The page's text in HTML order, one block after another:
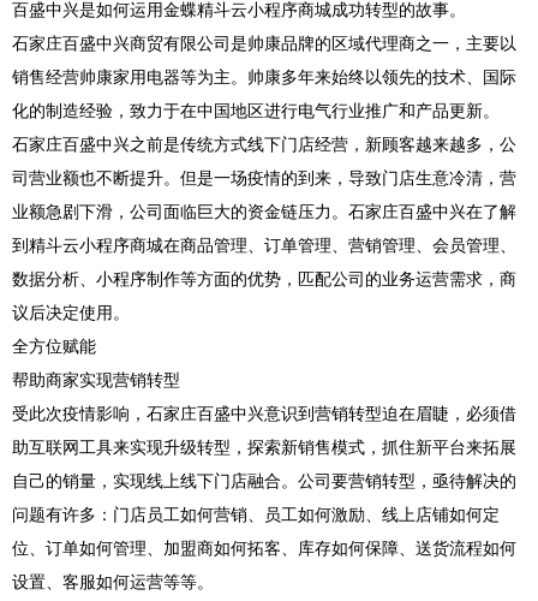
百盛中兴是如何运用金蝶精斗云小程序商城成功转型的故事。
石家庄百盛中兴商贸有限公司是帅康品牌的区域代理商之一，主要以
销售经营帅康家用电器等为主。帅康多年来始终以领先的技术、国际
化的制造经验，致力于在中国地区进行电气行业推广和产品更新。
石家庄百盛中兴之前是传统方式线下门店经营，新顾客越来越多，公
司营业额也不断提升。但是一场疫情的到来，导致门店生意冷清，营
业额急剧下滑，公司面临巨大的资金链压力。石家庄百盛中兴在了解
到精斗云小程序商城在商品管理、订单管理、营销管理、会员管理、
数据分析、小程序制作等方面的优势，匹配公司的业务运营需求，商
议后决定使用。
全方位赋能
帮助商家实现营销转型
受此次疫情影响，石家庄百盛中兴意识到营销转型迫在眉睫，必须借
助互联网工具来实现升级转型，探索新销售模式，抓住新平台来拓展
自己的销量，实现线上线下门店融合。公司要营销转型，亟待解决的
问题有许多：门店员工如何营销、员工如何激励、线上店铺如何定
位、订单如何管理、加盟商如何拓客、库存如何保障、送货流程如何
设置、客服如何运营等等。